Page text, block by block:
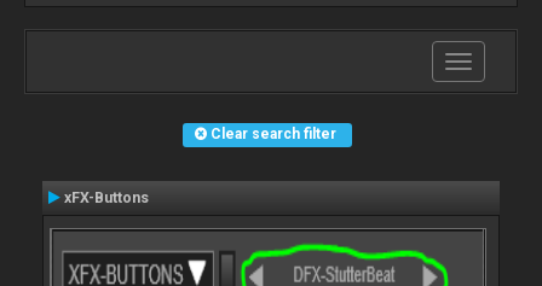
Toggle
navigation
Clear search filter
xFX-Buttons